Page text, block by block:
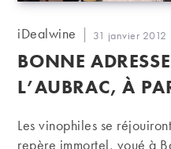
Auteur/autrice
la
publication :
iDealwine
Publication
publiée :
31 janvier 2012
BONNE
L’AUBRAC, À
Les vinophiles se
repère immortel, voué à